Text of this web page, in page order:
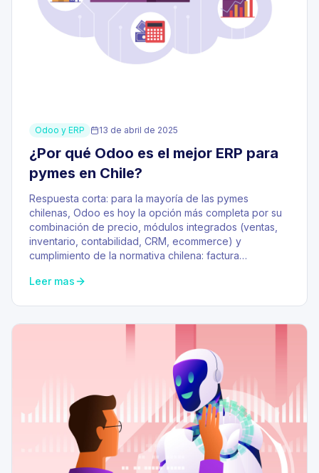
Odoo y ERP 13 de abril de 2025
¿Por qué Odoo es el mejor ERP para
pymes en Chile?
Respuesta corta: para la mayoría de las pymes
chilenas, Odoo es hoy la opción más completa por su
combinación de precio, módulos integrados (ventas,
inventario, contabilidad, CRM, ecommerce) y
cumplimiento de la normativa chilena: factura…
Leer mas